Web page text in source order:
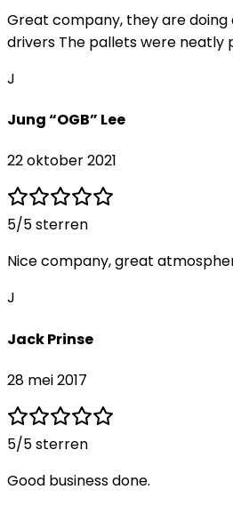
Great company, they are
drivers The pallets were neatly
J
Jung “OGB” Lee
22 oktober 2021
5/5 sterren
Nice company, great
J
Jack Prinse
28 mei 2017
5/5 sterren
Good business done.